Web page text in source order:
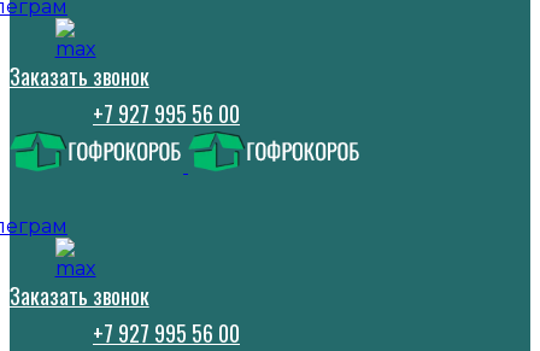
Заказать звонок
+7 927 995 56 00
Заказать звонок
+7 927 995 56 00